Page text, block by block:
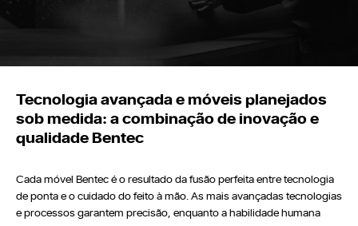
Linha do Tempo
Bentec pelo Mundo
Blog
Lojas Exclusivas
Solicite seu Projeto
Trabalhe Conosco
Área do Lojista
Tecnologia avançada e móveis planejados
sob medida: a combinação de inovação e
qualidade Bentec
Cada móvel Bentec é o resultado da fusão perfeita entre tecnologia
de ponta e o cuidado do feito à mão. As mais avançadas tecnologias
e processos garantem precisão, enquanto a habilidade humana